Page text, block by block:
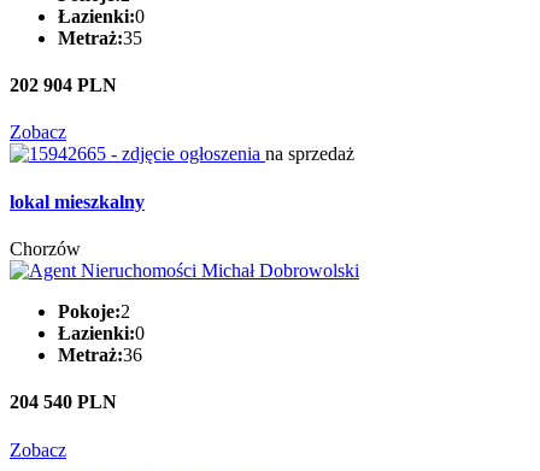
Łazienki:0
Metraż:35
202 904 PLN
Zobacz
na sprzedaż
lokal mieszkalny
Chorzów
Pokoje:2
Łazienki:0
Metraż:36
204 540 PLN
Zobacz